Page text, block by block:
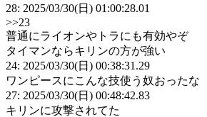
28: 2025/03/30(日) 01:00:28.01
>>23
普通にライオンやトラにも有効やぞ
タイマンならキリンの方が強い
24: 2025/03/30(日) 00:38:31.29
ワンピースにこんな技使う奴おったな
27: 2025/03/30(日) 00:48:42.83
キリンに攻撃されてた